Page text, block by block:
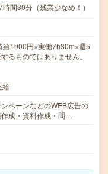
間30分（残業少なめ！）
1900円×実働7h30m×週5
るものではありません。
給
ペーンなどのWEB広告の
作成・資料作成・問…